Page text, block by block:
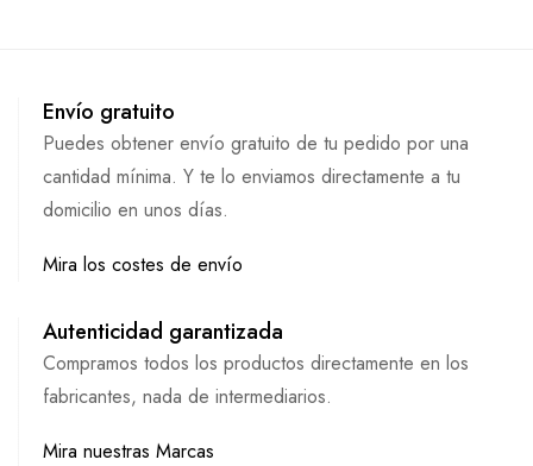
Envío gratuito
Puedes obtener envío gratuito de tu pedido por una
cantidad mínima. Y te lo enviamos directamente a tu
domicilio en unos días.
Mira los costes de envío
Autenticidad garantizada
Compramos todos los productos directamente en los
fabricantes, nada de intermediarios.
Mira nuestras Marcas